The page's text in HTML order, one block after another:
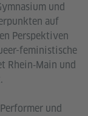
und
auf
Perspektiven
feministische
Rhein‑Main und
und